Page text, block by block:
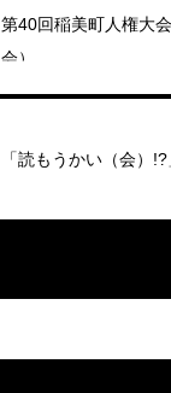
第40回稲美町人権大
会）
「読もうかい（会）